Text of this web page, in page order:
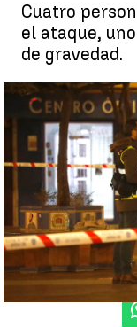
Cuatro
el ataque,
de gravedad.
Matan a
Luis